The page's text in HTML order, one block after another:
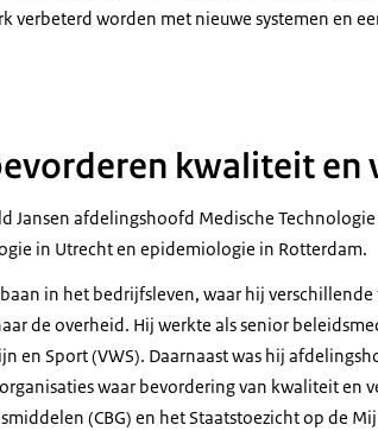
verbeterd worden met nieuwe systemen en
kwaliteit en
Jansen afdelingshoofd Medische
in Utrecht en epidemiologie in Rotterdam.
in het bedrijfsleven, waar hij
de overheid. Hij werkte als senior
en Sport (VWS). Daarnaast was hij
waar bevordering van kwaliteit en
(CBG) en het Staatstoezicht op de